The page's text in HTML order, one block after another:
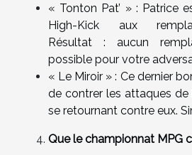
« Tonton Pat’ » : Patrice
High-Kick aux
Résultat : aucun
possible pour votre
« Le Miroir » : Ce dernier
de contrer les attaques de
se retournant contre eux.
Que le championnat MPG